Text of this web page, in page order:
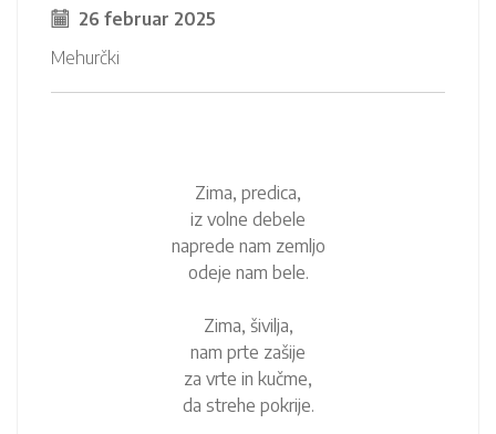
26 februar 2025
Mehurčki
Zima, predica,
iz volne debele
naprede nam zemljo
odeje nam bele.
Zima, šivilja,
nam prte zašije
za vrte in kučme,
da strehe pokrije.